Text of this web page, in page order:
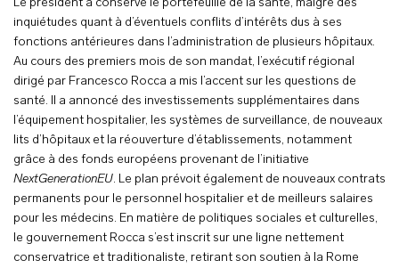
Le président a conservé le portefeuille de la santé, malgré des
inquiétudes quant à d’éventuels conflits d’intérêts dus à ses
fonctions antérieures dans l’administration de plusieurs hôpitaux.
Au cours des premiers mois de son mandat, l’exécutif régional
dirigé par Francesco Rocca a mis l’accent sur les questions de
santé. Il a annoncé des investissements supplémentaires dans
l’équipement hospitalier, les systèmes de surveillance, de nouveaux
lits d’hôpitaux et la réouverture d’établissements, notamment
grâce à des fonds européens provenant de l’initiative
NextGenerationEU. Le plan prévoit également de nouveaux contrats
permanents pour le personnel hospitalier et de meilleurs salaires
pour les médecins. En matière de politiques sociales et culturelles,
le gouvernement Rocca s’est inscrit sur une ligne nettement
conservatrice et traditionaliste, retirant son soutien à la Rome